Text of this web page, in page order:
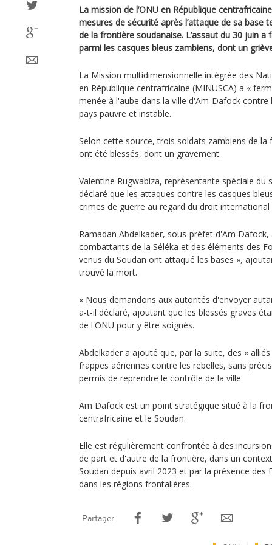
La mission de l’ONU en République
mesures de sécurité après l’attaque de sa base
de la frontière soudanaise. L’assaut du 30 juin
parmi les casques bleus zambiens, dont un
La Mission multidimensionnelle intégrée des
en République centrafricaine (MINUSCA) a «
menée à l'aube dans la ville d'Am-Dafock contre
pays pauvre et instable.
Selon cette source, trois soldats zambiens de la
ont été blessés, dont un gravement.
Valentine Rugwabiza, représentante spéciale du
déclaré que les attaques contre les casques
crimes de guerre au regard du droit international
Ramadan Abdelkader, sous-préfet d'Am Dafock,
combattants de la Séléka et des éléments des
venus du Soudan ont attaqué les bases »,
trouvé la mort.
« Nous demandons aux autorités d'envoyer
a-t-il déclaré, ajoutant que les blessés graves
de l'ONU pour y être soignés.
Abdelkader a ajouté que, par la suite, des «
frappes aériennes contre les rebelles, sans
permis de reprendre le contrôle de la ville.
Am Dafock est un point stratégique situé à la
centrafricaine et le Soudan.
Elle est régulièrement confrontée à des
de part et d'autre de la frontière, dans un
Soudan depuis avril 2023 et par la présence des
dans les régions frontalières.
Partager